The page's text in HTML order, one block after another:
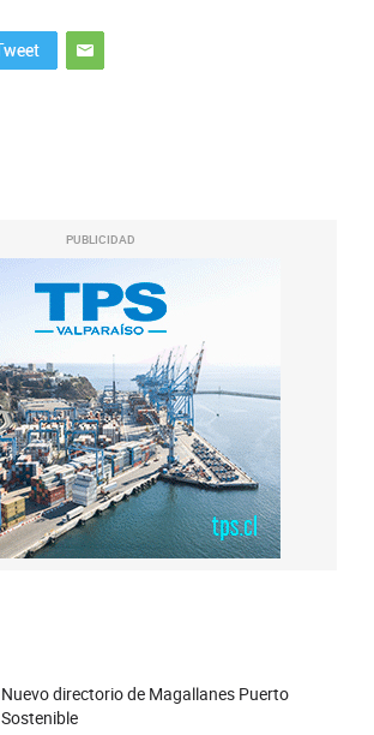
PUBLICIDAD
Nuevo directorio de Magallanes Puerto
Sostenible